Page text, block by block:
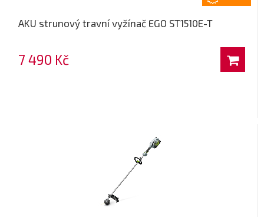
AKU strunový travní vyžínač EGO ST1510E-T
7 490 Kč